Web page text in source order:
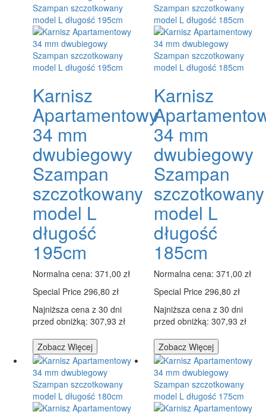
Karnisz
Apartamentowy
34 mm
dwubiegowy
Szampan
szczotkowany
model L
długość
195cm
Normalna cena: 371,00 zł
Special Price 296,80 zł
Najniższa cena z 30 dni
przed obniżką: 307,93 zł
Zobacz Więcej
Karnisz
34 mm
dwubiegowy
Szampan
szczotkowany
model L
długość
185cm
Normalna cena: 371,00 zł
Special Price 296,80 zł
Najniższa cena z 30 dni
przed obniżką: 307,93 zł
Zobacz Więcej